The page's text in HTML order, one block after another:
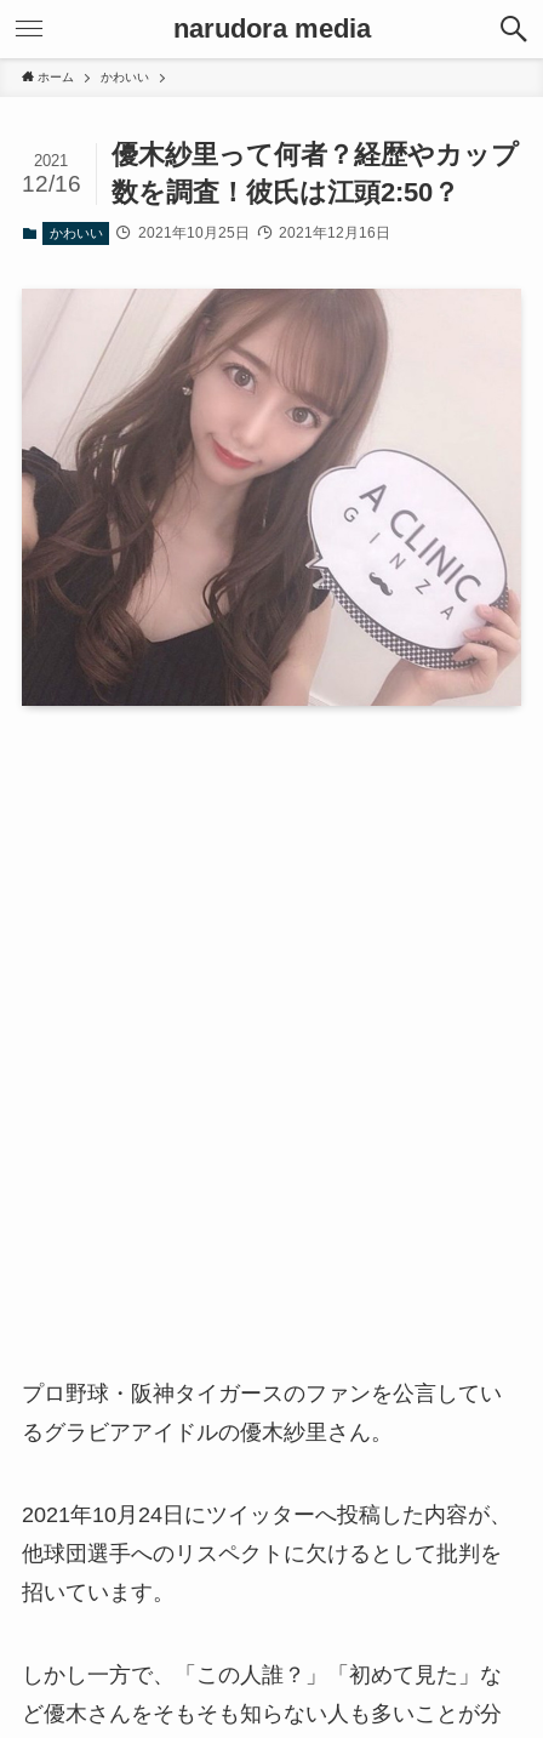
narudora media
ホーム かわいい
優木紗里って何者？経歴やカップ
数を調査！彼氏は江頭2:50？
2021
12/16
かわいい 2021年10月25日 2021年12月16日
プロ野球・阪神タイガースのファンを公言してい
るグラビアアイドルの優木紗里さん。
2021年10月24日にツイッターへ投稿した内容が、
他球団選手へのリスペクトに欠けるとして批判を
招いています。
しかし一方で、「この人誰？」「初めて見た」な
ど優木さんをそもそも知らない人も多いことが分